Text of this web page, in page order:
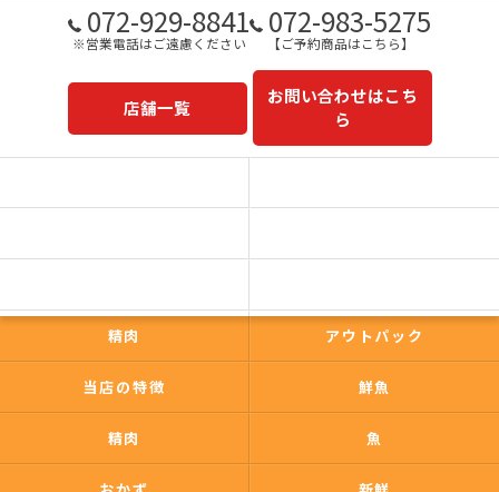
072-929-8841
※営業電話はご遠慮ください
072-983-5275
【ご予約商品はこちら】
店舗一覧
お問い合わせはこち
ら
精肉 アウトパック
当店の特徴 鮮魚
精肉 魚